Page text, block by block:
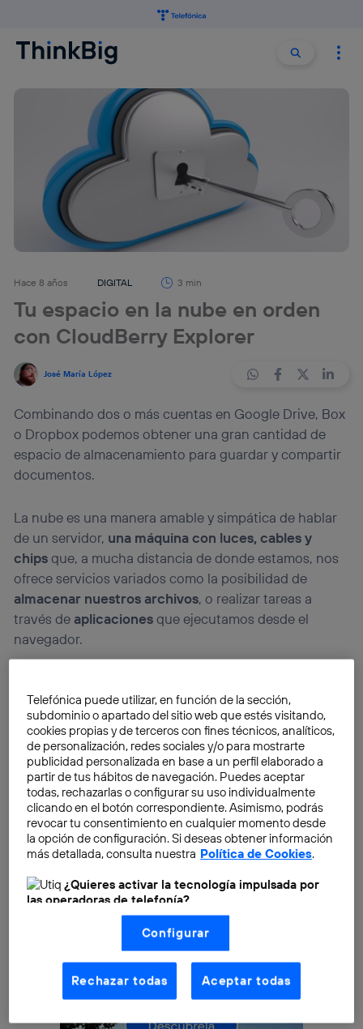
Buscar
Hace 8 años DIGITAL 3 min
Tu espacio en la nube en orden
con CloudBerry Explorer
José María López
Combinando dos o más cuentas en Google Drive, Box
o Dropbox podemos obtener una gran cantidad de
espacio de almacenamiento para guardar y compartir
documentos.
La nube es una manera amable y simpática de hablar
de un servidor, una máquina con luces, cables y
chipsque, a mucha distancia de donde estamos, nos
ofrece servicios variados como la posibilidad de
almacenar nuestros archivos, o realizar tareas a
través de aplicacionesque ejecutamos desde el
navegador.
pueda tenerentre 5 y 15 GB gratuitospara guardar y
compartir archivos. Y por precios asequibles es
posible contar conentre 100 GB y 1 TB de espacio
para empresas de todo tipo.
Telefónica puede utilizar, en función de la sección,
subdominio o apartado del sitio web que estés visitando,
cookies propias y de terceros con fines técnicos, analíticos,
de personalización, redes sociales y/o para mostrarte
publicidad personalizada en base a un perfil elaborado a
partir de tus hábitos de navegación. Puedes aceptar
todas, rechazarlas o configurar su uso individualmente
clicando en el botón correspondiente. Asimismo, podrás
revocar tu consentimiento en cualquier momento desde
la opción de configuración. Si deseas obtener información
más detallada, consulta nuestra Política de Cookies.
¿Quieres activar la tecnología impulsada por
las operadoras de telefonía?
Nosotros, Telefónica S.A., utilizamos la tecnología Utiq para
realizar nuestras acciones de marketing digital o análisis
(como se describe en este aviso de consentimiento)
basadas en tu navegación en nuestra(s) web(s)
aquí(solo cuando utilizas una conexión a
internet habilitada , proporcionada por una de las
operadoras de telefonía participantes, y otorgas tu
Configurar
Rechazar todas Aceptar todas